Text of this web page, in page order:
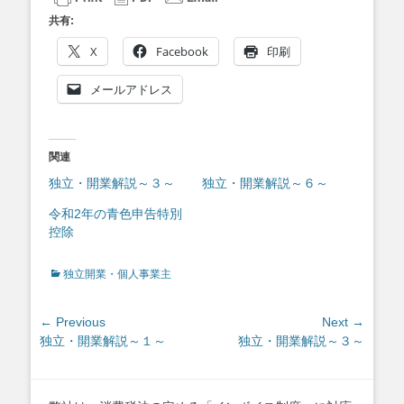
共有:
X Facebook 印刷
メールアドレス
関連
独立・開業解説～３～ 独立・開業解説～６～
令和2年の青色申告特別
控除
Categories
独立開業・個人事業主
投
稿
← Previous
Previous
独立・開業解説～１～
Next →
独立・開業解説～３～